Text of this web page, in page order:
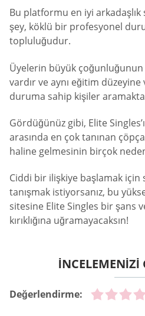
Bu platformu en iyi
şey, köklü bir profesyonel
topluluğudur.
Üyelerin büyük çoğunluğunun
vardır ve aynı eğitim
duruma sahip kişiler
Gördüğünüz gibi, Elite
arasında en çok tanınan
haline gelmesinin birçok
Ciddi bir ilişkiye başlamak için
tanışmak istiyorsanız, bu
sitesine Elite Singles bir şans
kırıklığına uğramayacaksın!
İNCELEMENİZİ
Değerlendirme: